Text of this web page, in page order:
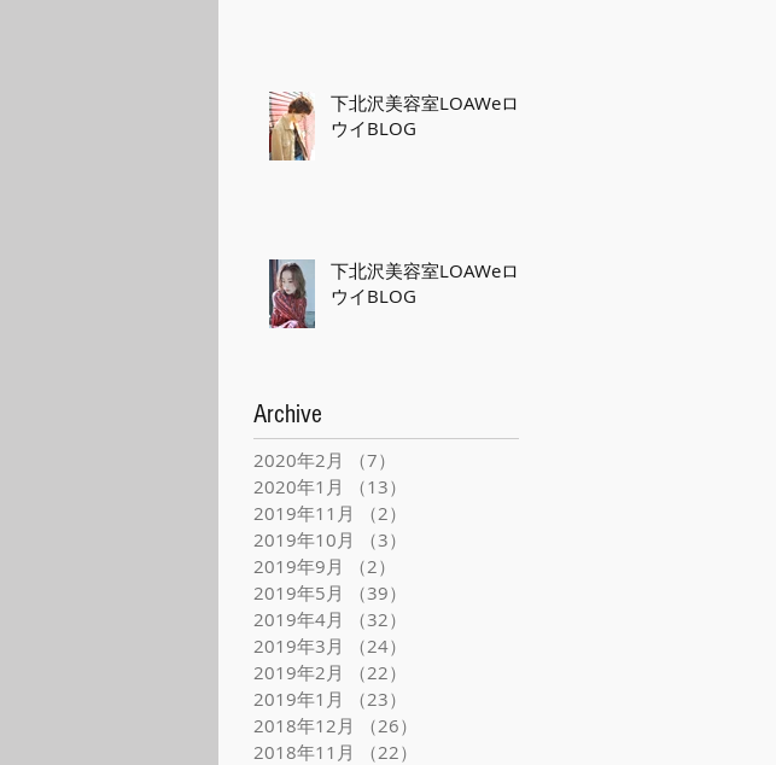
下北沢美容室LOAWeロ
ウイBLOG
下北沢美容室LOAWeロ
ウイBLOG
Archive
2020年2月 （7）
2020年1月
（13）
2019年11月
（2）
2019年10月
（3）
2019年9月
（2）
2019年5月
（39）
2019年4月
（32）
2019年3月
（24）
2019年2月
（22）
2019年1月
（23）
2018年12月
（26）
2018年11月
（22）